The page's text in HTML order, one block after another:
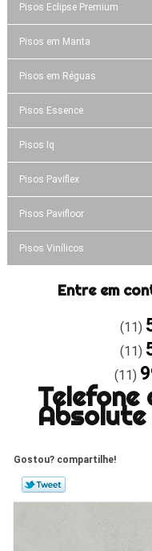
Pisos Eclipse Premium
Pisos em Manta
Pisos em Réguas
Pisos Essence
Pisos Iq
Pisos Paviflex
Pisos Pavifloor
Pisos Vinílicos
Entre em
(11)
(11)
(11)
Telefone
Gostou? compartilhe!